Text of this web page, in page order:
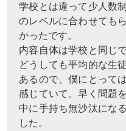
学校とは違って少人数
のレベルに合わせても
かったです。
内容自体は学校と同じ
どうしても平均的な生
あるので、僕にとって
感じていて。早く問題
中に手持ち無沙汰にな
した。